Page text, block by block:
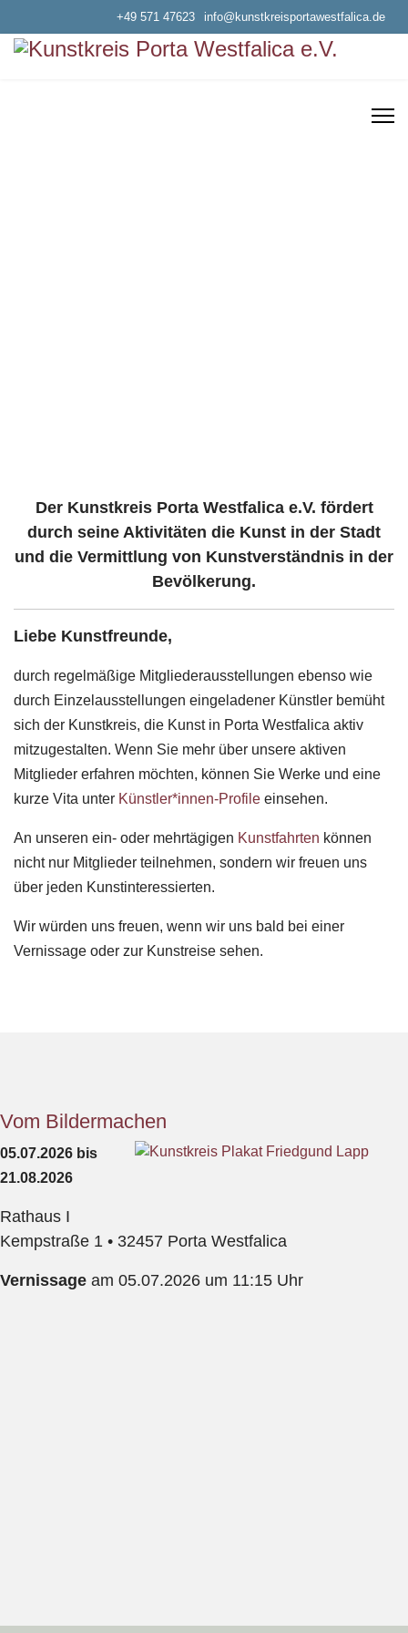
+49 571 47623 info@kunstkreisportawestfalica.de
Der Kunstkreis Porta Westfalica e.V. fördert
durch seine Aktivitäten die Kunst in der Stadt
und die Vermittlung von Kunstverständnis in der
Bevölkerung.
Liebe Kunstfreunde,
durch regelmäßige Mitgliederausstellungen ebenso wie
durch Einzelausstellungen eingeladener Künstler bemüht
sich der Kunstkreis, die Kunst in Porta Westfalica aktiv
mitzugestalten. Wenn Sie mehr über unsere aktiven
Mitglieder erfahren möchten, können Sie Werke und eine
kurze Vita unter Künstler*innen-Profile einsehen.
An unseren ein- oder mehrtägigen Kunstfahrten können
nicht nur Mitglieder teilnehmen, sondern wir freuen uns
über jeden Kunstinteressierten.
Wir würden uns freuen, wenn wir uns bald bei einer
Vernissage oder zur Kunstreise sehen.
Vom Bildermachen
05.07.2026 bis
21.08.2026
Rathaus I
Kempstraße 1 • 32457 Porta Westfalica
Vernissage am 05.07.2026 um 11:15 Uhr